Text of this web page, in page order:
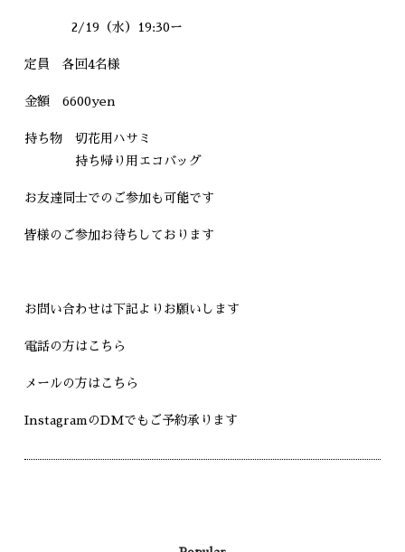
2/19（水）19:30ー
定員 各回4名様
金額 6600yen
持ち物 切花用ハサミ
持ち帰り用エコバッグ
お友達同士でのご参加も可能です
皆様のご参加お待ちしております
お問い合わせは下記よりお願いします
電話の方はこちら
メールの方はこちら
Instagram のDMでもご予約承ります